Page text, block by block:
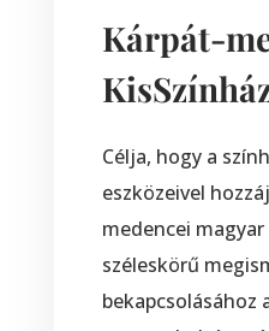
Kárpát-
Célja, hogy a
eszközeivel
medencei
széleskörű
bekapcsolásához